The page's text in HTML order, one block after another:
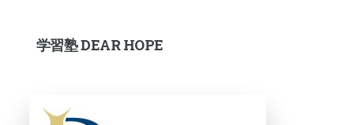
学習塾 DEAR HOPE